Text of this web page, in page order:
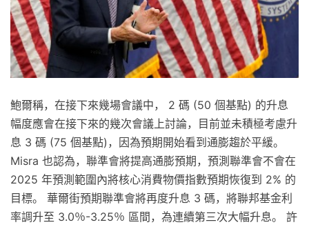
鮑爾稱，在接下來幾場會議中， 2 碼 (50 個基點) 的升息
幅度應會在接下來的幾次會議上討論，目前並未積極考慮升
息 3 碼 (75 個基點)，因為預期開始看到通膨趨於平緩。
Misra 也認為，聯準會將提高通膨預期，預測聯準會不會在
2025 年預測範圍內將核心消費物價指數預期恢復到 2% 的
目標。 華爾街預期聯準會將再度升息 3 碼，將聯邦基金利
率調升至 3.0％-3.25％ 區間，為連續第三次大幅升息。 許